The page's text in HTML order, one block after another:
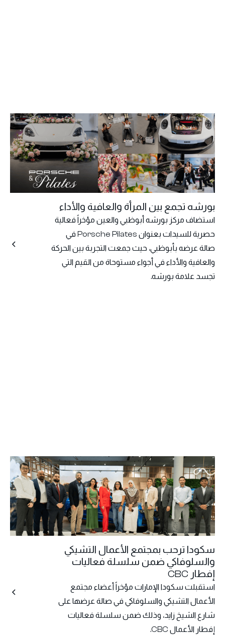
بورشه تجمع بين المرأة والعافية والأداء
استضاف مركز بورشه أبوظبي والعين مؤخراً فعالية
حصرية للسيدات بعنوان Porsche Pilates في
صالة عرضه بأبوظبي، حيث جمعت التجربة بين الحركة
والعافية والأداء في أجواء مستوحاة من القيم التي
تجسد علامة بورشه.
سكودا ترحب بمجتمع الأعمال التشيكي
والسلوفاكي ضمن سلسلة فعاليات
إفطار CBC
استقبلت سكودا الإمارات مؤخراً أعضاء مجتمع
الأعمال التشيكي والسلوفاكي في صالة عرضها على
شارع الشيخ زايد، وذلك ضمن سلسلة فعاليات
إفطار الأعمال CBC.